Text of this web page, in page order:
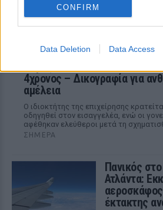
CONFIRM
Data Deletion Data Access
4χρονος – Δικογραφία για
αμέλεια
Ο ιδιοκτήτης της επιχείρησης
οδηγηθεί στον εισαγγελέα, ενώ οι
αφέθηκαν ελεύθεροι μετά τη
ΣΉΜΕΡΑ
Πανικός
Ατλάντα:
έκτακτης